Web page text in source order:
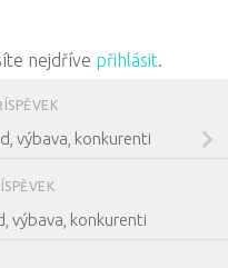
nejdříve přihlásit.
výbava, konkurenti
výbava, konkurenti